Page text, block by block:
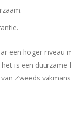
een hoger niveau
is een
Zweeds